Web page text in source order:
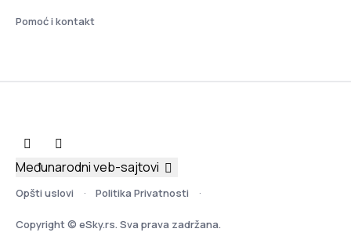
Pomoć i kontakt
Opšti uslovi Politika Privatnosti
Copyright © eSky.rs. Sva prava zadržana.
Međunarodni veb-sajtovi